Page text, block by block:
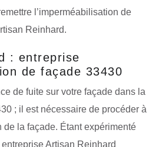
l’imperméabilisation de
Reinhard.
: entreprise
de façade 33430
de fuite sur votre façade dans la
; il est nécessaire de procéder à
la façade. Étant expérimenté
Artisan Reinhard